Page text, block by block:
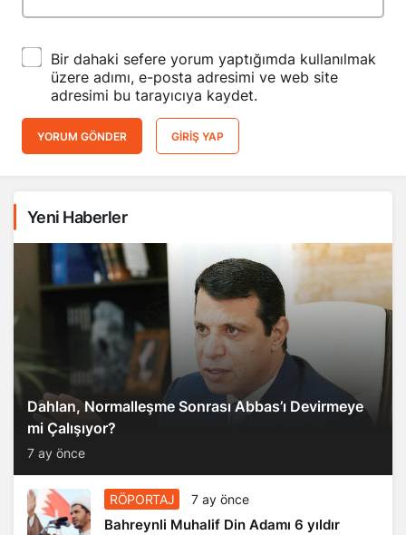
Bir dahaki sefere yorum yaptığımda kullanılmak
üzere adımı, e-posta adresimi ve web site
adresimi bu tarayıcıya kaydet.
YORUM GÖNDER GIRIŞ YAP
Yeni Haberler
Dahlan, Normalleşme Sonrası Abbas’ı Devirmeye
mi Çalışıyor?
7 ay önce
RÖPORTAJ 7 ay önce
Bahreynli Muhalif Din Adamı 6 yıldır